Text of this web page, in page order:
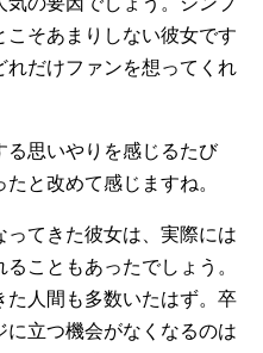
こそあまりしない彼女です
れだけファンを想ってくれ
る思いやりを感じるたび
と改めて感じますね。
ってきた彼女は、実際には
こともあったでしょう。
人間も多数いたはず。卒
立つ機会がなくなるのは